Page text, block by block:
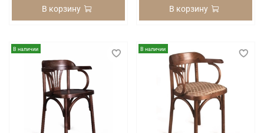
В корзину В корзину
В наличии В наличии